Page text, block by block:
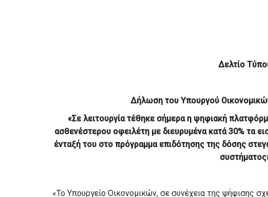
Δελτίο
Δήλωση του Υπουργού
«Σε λειτουργία τέθηκε σήμερα η ψηφιακή
ασθενέστερου οφειλέτη με διευρυμένα κατά30% τα
ένταξή του στο πρόγραμμα επιδότησης της δόσης
«Το Υπουργείο Οικονομικών, σε συνέχεια της ψήφισης